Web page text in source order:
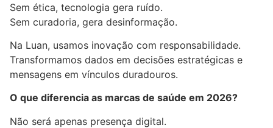
Sem ética, tecnologia gera ruído.
Sem curadoria, gera desinformação.
Na Luan, usamos inovação com responsabilidade.
Transformamos dados em decisões estratégicas e
mensagens em vínculos duradouros.
O que diferencia as marcas de saúde em 2026?
Não será apenas presença digital.